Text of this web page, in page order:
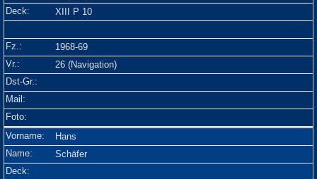
XIII P 10
1968-69
26 (Navigation)
Hans
Schäfer